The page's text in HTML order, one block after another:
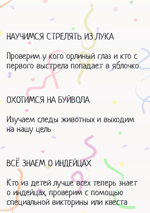
НАУЧИМСЯ СТРЕЛЯТЬ ИЗ ЛУКА
Проверим у кого орлиный глаз и кто с
первого выстрела попадает в яблочко
ОХОТИМСЯ НА БУЙВОЛА
Изучаем следы животных и выходим
на нашу цель
ВСЁ ЗНАЕМ О ИНДЕЙЦАХ
Кто из детей лучше всех теперь знает
о индейцах, проверим с помощью
специальной викторины или квеста